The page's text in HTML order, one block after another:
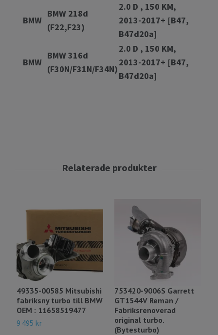
BMW
BMW 218d
(F22,F23)
2.0 D , 150 KM,
2013-2017+ [B47,
B47d20a]
BMW
BMW 316d
(F30N/F31N/F34N)
2.0 D , 150 KM,
2013-2017+ [B47,
B47d20a]
49335-00585 Mitsubishi
fabriksny turbo till BMW
OEM : 11658519477
9 495 kr
753420-9006S Garrett
GT1544V Reman /
Fabriksrenoverad
original turbo.
(Bytesturbo)